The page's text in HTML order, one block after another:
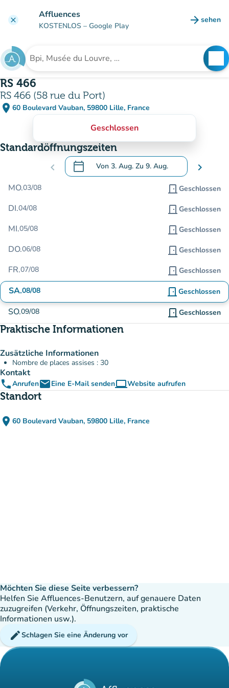
clear Affluences
KOSTENLOS – Google Play arrow_forward sehen
(new
Suche nach einer Einrichtung
RS 466
RS 466 (58 rue du Port)
place 60 Boulevard Vauban, 59800 Lille, France
(in Google Maps öffnen)
(new tab)
Geschlossen
Standardöffnungszeiten
chevron_left calendar_today Von 3. Aug. Zu 9. Aug.
.Öffnen Sie den Kalender, um Daten zu
chevron_right
MO.03/08 door_front Geschlossen
DI.04/08 door_front Geschlossen
MI.05/08 door_front Geschlossen
DO.06/08 door_front Geschlossen
FR.07/08 door_front Geschlossen
SA.08/08 door_front Geschlossen
SO.09/08 door_front Geschlossen
Praktische Informationen
Zusätzliche Informationen
Nombre de places assises : 30
Kontakt
phoneAnrufenemailEine E-Mail sendencomputerWebsite aufrufen
(new tab)
Standort
place 60 Boulevard Vauban, 59800 Lille, France
(in Google Maps öffnen)
(new tab)
Möchten Sie diese Seite verbessern?
Helfen Sie Affluences-Benutzern, auf genauere Daten
zuzugreifen (Verkehr, Öffnungszeiten, praktische
Informationen usw.).
editSchlagen Sie eine Änderung vor